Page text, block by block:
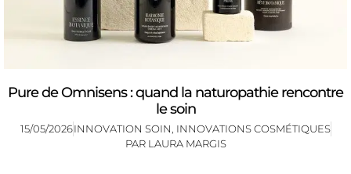
Pure de Omnisens : quand la naturopathie rencontre
le soin
15/05/2026INNOVATION SOIN INNOVATIONS COSMÉTIQUES
PAR LAURA MARGIS